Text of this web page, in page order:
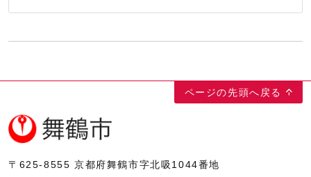
ページの先頭へ戻る
〒625-8555 京都府舞鶴市字北吸1044番地